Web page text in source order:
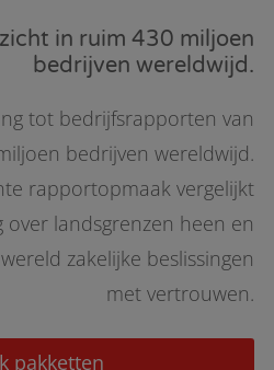
in ruim 430 miljoen
bedrijven wereldwijd.
tot bedrijfsrapporten van
bedrijven wereldwijd.
rapportopmaak vergelijkt
landsgrenzen heen en
zakelijke beslissingen
met vertrouwen.
pakketten